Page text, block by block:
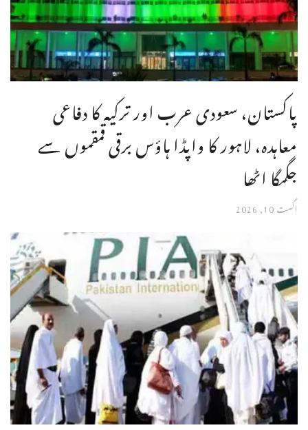
پاکستان، سعودی عرب اور ترکیہ کا دفاعی
معاہدہ، لاہور کا واپڈا ہاؤس برقی قمقموں سے
جگمگا اٹھا
اگست 10, 2026